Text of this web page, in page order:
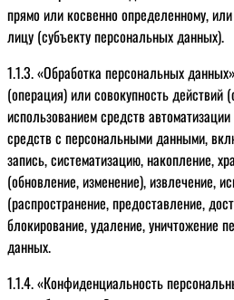
прямо или косвенно определенному,
лицу (субъекту персональных данных).
1.1.3. «Обработка персональных
(операция) или совокупность
использованием средств
средств с персональными данными,
запись, систематизацию, накопление,
(обновление, изменение), извлечение,
(распространение, предоставление,
блокирование, удаление, уничтожение
данных.
1.1.4. «Конфиденциальность